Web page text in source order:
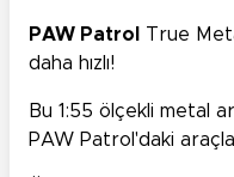
PAW Patrol
True
daha hızlı!
Bu 1:55 ölçekli metal
PAW Patrol'daki